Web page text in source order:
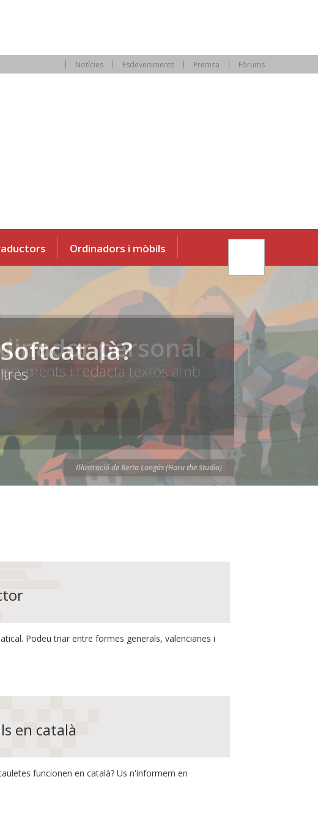
Notícies Esdeveniments Premsa Fòrums
Ordinadors i mòbils
personal
i redacta textos amb
Il·lustració de Berta Longás (Haru the Studio)
Podeu triar entre formes generals, valencianes i
en català
funcionen en català? Us n'informem en